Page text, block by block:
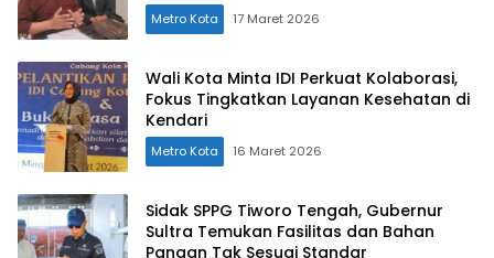
Metro Kota 17 Maret 2026
Wali Kota Minta IDI Perkuat Kolaborasi,
Fokus Tingkatkan Layanan Kesehatan di
Kendari
Metro Kota 16 Maret 2026
Sidak SPPG Tiworo Tengah, Gubernur
Sultra Temukan Fasilitas dan Bahan
Pangan Tak Sesuai Standar